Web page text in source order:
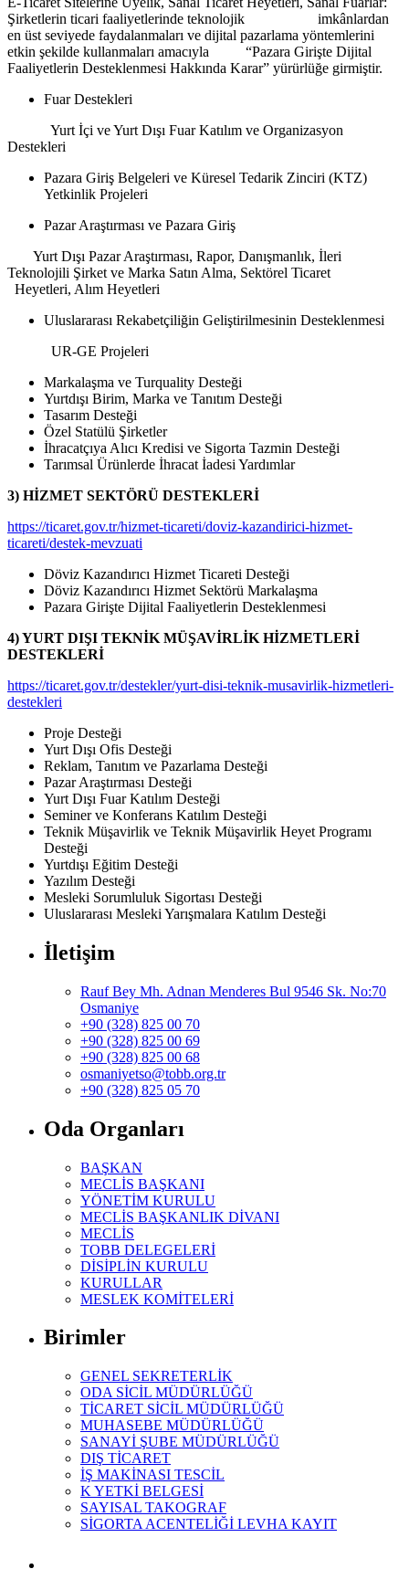
Şirketlerin ticari faaliyetlerinde teknolojik imkânlardan
en üst seviyede faydalanmaları ve dijital pazarlama yöntemlerini
etkin şekilde kullanmaları amacıyla “Pazara Girişte Dijital
Faaliyetlerin Desteklenmesi Hakkında Karar” yürürlüğe girmiştir.
Fuar Destekleri
Yurt İçi ve Yurt Dışı Fuar Katılım ve Organizasyon
Destekleri
Pazara Giriş Belgeleri ve Küresel Tedarik Zinciri (KTZ)
Yetkinlik Projeleri
Pazar Araştırması ve Pazara Giriş
Yurt Dışı Pazar Araştırması, Rapor, Danışmanlık, İleri
Teknolojili Şirket ve Marka Satın Alma, Sektörel Ticaret
Heyetleri, Alım Heyetleri
Uluslararası Rekabetçiliğin Geliştirilmesinin Desteklenmesi
UR-GE Projeleri
Markalaşma ve Turquality Desteği
Yurtdışı Birim, Marka ve Tanıtım Desteği
Tasarım Desteği
Özel Statülü Şirketler
İhracatçıya Alıcı Kredisi ve Sigorta Tazmin Desteği
Tarımsal Ürünlerde İhracat İadesi Yardımlar
3) HİZMET SEKTÖRÜ DESTEKLERİ
https://ticaret.gov.tr/hizmet-ticareti/doviz-kazandirici-hizmet-
ticareti/destek-mevzuati
Döviz Kazandırıcı Hizmet Ticareti Desteği
Döviz Kazandırıcı Hizmet Sektörü Markalaşma
Pazara Girişte Dijital Faaliyetlerin Desteklenmesi
4) YURT DIŞI TEKNİK MÜŞAVİRLİK HİZMETLERİ
DESTEKLERİ
https://ticaret.gov.tr/destekler/yurt-disi-teknik-musavirlik-hizmetleri-
destekleri
Proje Desteği
Yurt Dışı Ofis Desteği
Reklam, Tanıtım ve Pazarlama Desteği
Pazar Araştırması Desteği
Yurt Dışı Fuar Katılım Desteği
Seminer ve Konferans Katılım Desteği
Teknik Müşavirlik ve Teknik Müşavirlik Heyet Programı
Desteği
Yurtdışı Eğitim Desteği
Yazılım Desteği
Mesleki Sorumluluk Sigortası Desteği
Uluslararası Mesleki Yarışmalara Katılım Desteği
İletişim
Rauf Bey Mh. Adnan Menderes Bul 9546 Sk. No:70
Osmaniye
+90 (328) 825 00 70
+90 (328) 825 00 69
+90 (328) 825 00 68
osmaniyetso@tobb.org.tr
+90 (328) 825 05 70
Oda Organları
BAŞKAN
MECLİS BAŞKANI
YÖNETİM KURULU
MECLİS BAŞKANLIK DİVANI
MECLİS
TOBB DELEGELERİ
DİSİPLİN KURULU
KURULLAR
MESLEK KOMİTELERİ
Birimler
GENEL SEKRETERLİK
ODA SİCİL MÜDÜRLÜĞÜ
TİCARET SİCİL MÜDÜRLÜĞÜ
MUHASEBE MÜDÜRLÜĞÜ
SANAYİ ŞUBE MÜDÜRLÜĞÜ
DIŞ TİCARET
İŞ MAKİNASI TESCİL
K YETKİ BELGESİ
SAYISAL TAKOGRAF
SİGORTA ACENTELİĞİ LEVHA KAYIT